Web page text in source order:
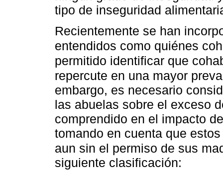
tipo de inseguridad
Recientemente se han
entendidos como quiénes
permitido identificar que
repercute en una mayor
embargo, es necesario
las abuelas sobre el exceso
comprendido en el impacto
tomando en cuenta que
aun sin el permiso de sus
siguiente clasificación: